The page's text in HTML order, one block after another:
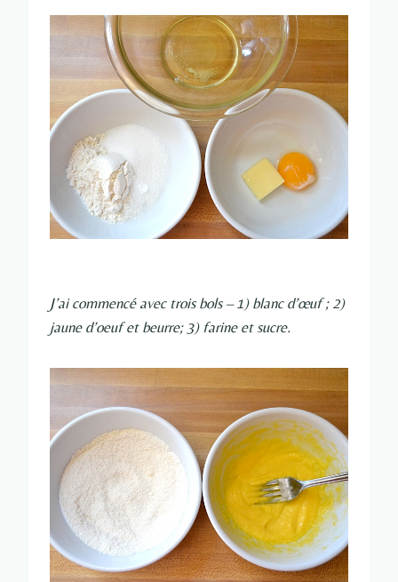
J’ai commencé avec trois bols – 1) blanc d’œuf ; 2)
jaune d’oeuf et beurre; 3) farine et sucre.